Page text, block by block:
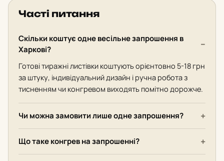
Часті питання
Скільки коштує одне весільне запрошення в
Харкові?
Готові тиражні листівки коштують орієнтовно 5-18 грн
за штуку, індивідуальний дизайн і ручна робота з
тисненням чи конгревом виходять помітно дорожче.
Чи можна замовити лише одне запрошення?
Що таке конгрев на запрошенні?